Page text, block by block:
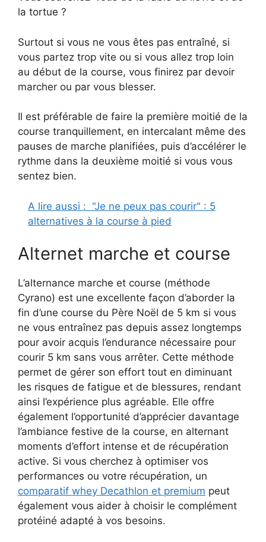
la tortue ?
Surtout si vous ne vous êtes pas entraîné, si
vous partez trop vite ou si vous allez trop loin
au début de la course, vous finirez par devoir
marcher ou par vous blesser.
Il est préférable de faire la première moitié de la
course tranquillement, en intercalant même des
pauses de marche planifiées, puis d’accélérer le
rythme dans la deuxième moitié si vous vous
sentez bien.
A lire aussi : "Je ne peux pas courir" : 5
alternatives à la course à pied
Alternet marche et course
L’alternance marche et course (méthode
Cyrano) est une excellente façon d’aborder la
fin d’une course du Père Noël de 5 km si vous
ne vous entraînez pas depuis assez longtemps
pour avoir acquis l’endurance nécessaire pour
courir 5 km sans vous arrêter. Cette méthode
permet de gérer son effort tout en diminuant
les risques de fatigue et de blessures, rendant
ainsi l’expérience plus agréable. Elle offre
également l’opportunité d’apprécier davantage
l’ambiance festive de la course, en alternant
moments d’effort intense et de récupération
active. Si vous cherchez à optimiser vos
performances ou votre récupération, un
comparatif whey Decathlon et premium peut
également vous aider à choisir le complément
protéiné adapté à vos besoins.